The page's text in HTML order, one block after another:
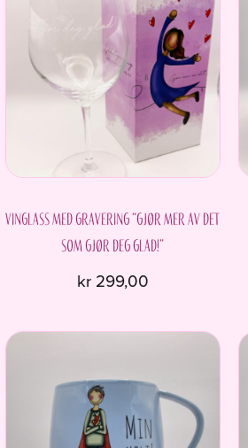
Vinglass med gravering “Gjør mer av det
som gjør deg glad!”
kr299,00